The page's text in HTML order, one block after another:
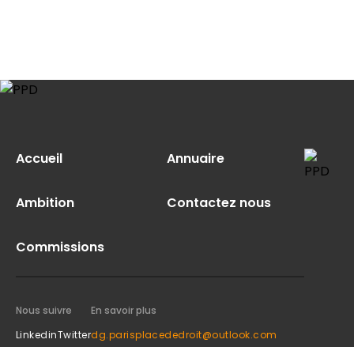
Accueil
Ambition
Commissions
Annuaire
Contactez nous
Nous suivre
LinkedinTwitter
En savoir plus
dg.parisplacededroit@outlook.com